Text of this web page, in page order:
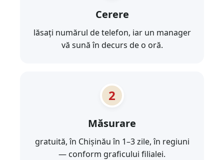
Cerere
lăsați numărul de telefon, iar un manager
vă sună în decurs de o oră.
Măsurare
gratuită, în Chișinău în 1–3 zile, în regiuni
— conform graficului filialei.